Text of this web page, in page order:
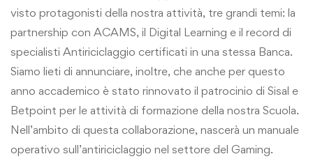
visto protagonisti della nostra attività, tre grandi temi: la
partnership con ACAMS, il Digital Learning e il record di
specialisti Antiriciclaggio certificati in una stessa Banca.
Siamo lieti di annunciare, inoltre, che anche per questo
anno accademico è stato rinnovato il patrocinio di Sisal e
Betpoint per le attività di formazione della nostra Scuola.
Nell’ambito di questa collaborazione, nascerà un manuale
operativo sull’antiriciclaggio nel settore del Gaming.